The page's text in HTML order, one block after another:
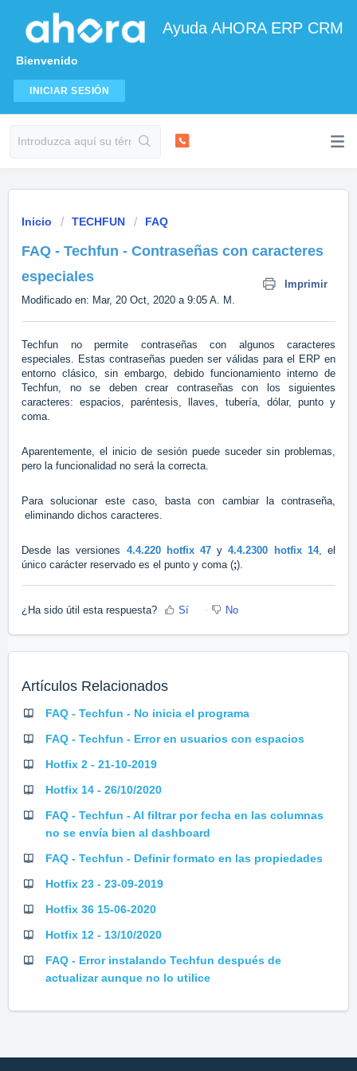
Ayuda AHORA ERP CRM
Bienvenido
INICIAR SESIÓN
Inicio TECHFUN FAQ
FAQ - Techfun - Contraseñas con caracteres
especiales
Imprimir
Modificado en: Mar, 20 Oct, 2020 a 9:05 A. M.
Techfun no permite contraseñas con algunos caracteres
especiales. Estas contraseñas pueden ser válidas para el ERP en
entorno clásico, sin embargo, debido funcionamiento interno de
Techfun, no se deben crear contraseñas con los siguientes
caracteres: espacios, paréntesis, llaves, tubería, dólar, punto y
coma.
Aparentemente, el inicio de sesión puede suceder sin problemas,
pero la funcionalidad no será la correcta.
Para solucionar este caso, basta con cambiar la contraseña,
eliminando dichos caracteres.
Desde las versiones 4.4.220 hotfix 47 y4.4.2300 hotfix 14, el
único carácter reservado es el punto y coma (;).
¿Ha sido útil esta respuesta? Sí No
Artículos Relacionados
FAQ - Techfun - No inicia el programa
FAQ - Techfun - Error en usuarios con espacios
Hotfix 2 - 21-10-2019
Hotfix 14 - 26/10/2020
FAQ - Techfun - Al filtrar por fecha en las columnas
no se envía bien al dashboard
FAQ - Techfun - Definir formato en las propiedades
Hotfix 23 - 23-09-2019
Hotfix 36 15-06-2020
Hotfix 12 - 13/10/2020
FAQ - Error instalando Techfun después de
actualizar aunque no lo utilice